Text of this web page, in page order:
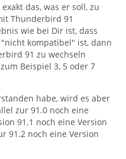
das, was er soll, zu
Thunderbird 91
wie bei Dir ist, dass
kompatibel" ist, dann
91 zu wechseln
Beispiel 3, 5 oder 7
habe, wird es aber
zur 91.0 noch eine
91.1 noch eine Version
91.2 noch eine Version